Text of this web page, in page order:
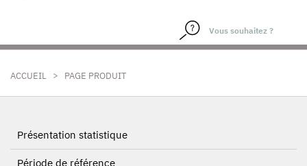
ACCUEIL > PAGE PRODUIT
Présentation statistique
Période de référence